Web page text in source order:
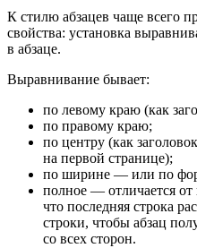
К стилю абзацев чаще всего
свойства: установка
в абзаце.
Выравнивание бывает:
по левому краю (как
по правому краю;
по центру (как
на первой странице);
по ширине — или по
полное — отличается
что последняя строка
строки, чтобы абзац
со всех сторон.